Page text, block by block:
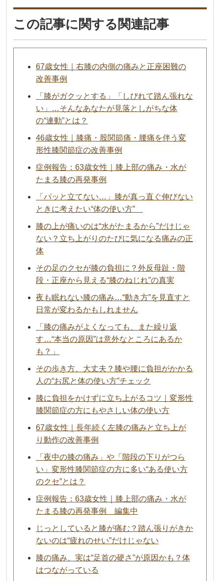
この記事に関する関連記事
67歳女性｜右膝の内側の痛みと正座困難の
改善事例
「膝がガクッとする」「しびれて踏ん張れな
い」…そんなあなたが見落としがちな体
の“連動”とは？
46歳女性｜膝痛・股関節痛・腰痛を伴う変
形性膝関節症の改善事例
症例報告：63歳女性｜膝上部の痛み・水が
たまる膝の再発事例
「パッと立てない…」膝が真っ直ぐ伸びない
ときに考えたい“体の使い方”
膝の上が痛いのは“水がたまるから”だけじゃ
ない？立ち上がりのたびに気になる痛みの正
体
その足のクセが膝の負担に？外反母趾・階
段・正座から見える“膝のねじれ”の真実
夜も眠れない膝の痛み…“動き方”を見直すと
日常が変わるかもしれません
「膝の痛みがよくなっても、また繰り返
す…“本当の原因”は意外なところにあるか
も？」
その歩き方、大丈夫？膝や腰に負担がかかる
人の“お尻と体の使い方”チェック
膝に負担をかけずに立ち上がるコツ｜変形性
膝関節症の方にもやさしい体の使い方
67歳女性｜長年続く左膝の痛みと立ち上が
り動作の改善事例
「夜中の膝の痛み」や「階段の下りがつら
い」変形性膝関節症の方に多い“ある使い方
のクセ”とは？
症例報告：63歳女性｜膝上部の痛み・水が
たまる膝の再発事例 編集中
じっとしていると膝が痛む？踏ん張りがきか
ないのは“疲れのせい”だけじゃない
膝の痛み、実は“足首の硬さ”が原因かも？体
はつながっている